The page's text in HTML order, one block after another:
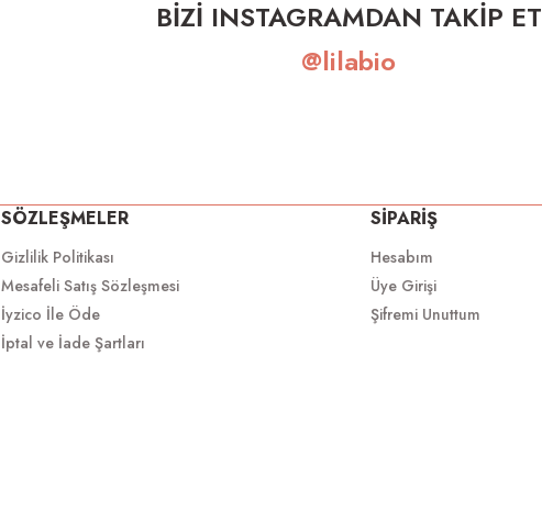
BİZİ INSTAGRAMDAN TAKİP ET
@lilabio
SÖZLEŞMELER
Gizlilik Politikası
Mesafeli Satış Sözleşmesi
İyzico İle Öde
İptal ve İade Şartları
SİPARİŞ
Hesabım
Üye Girişi
Şifremi Unuttum